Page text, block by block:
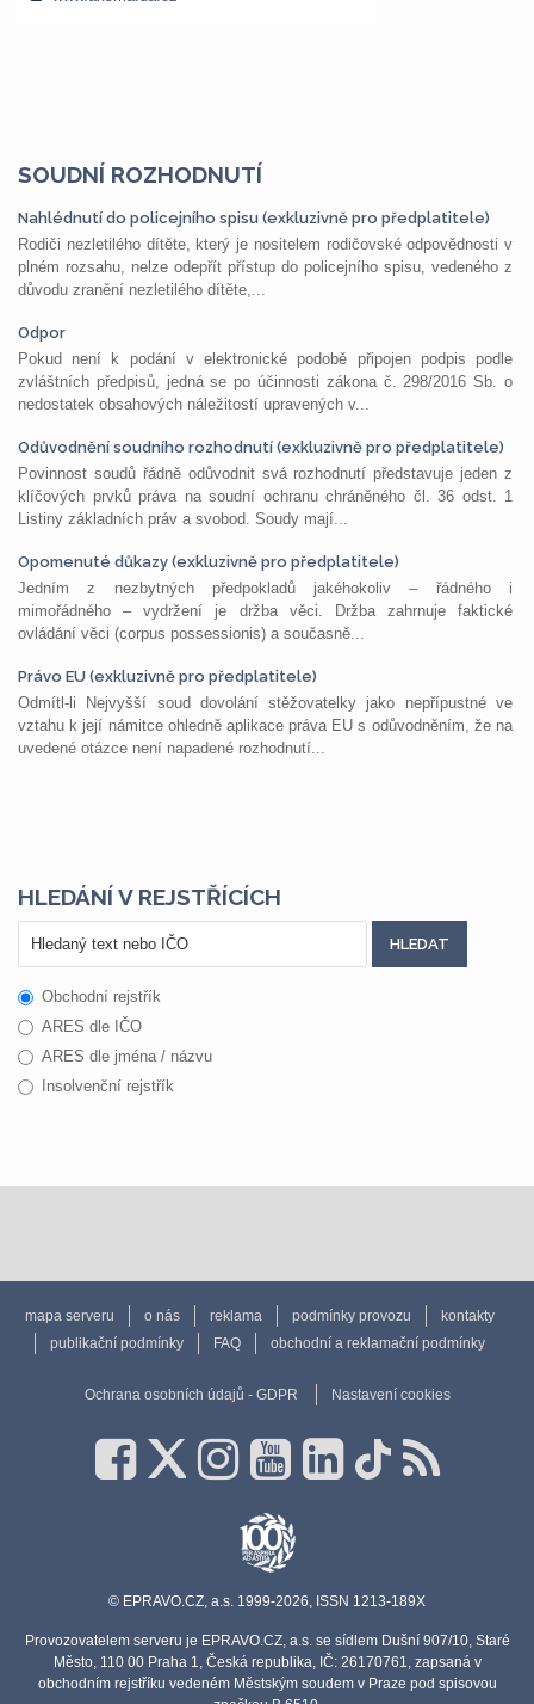
SOUDNÍ ROZHODNUTÍ
Nahlédnutí do policejního spisu (exkluzivně pro předplatitele)
Rodiči nezletilého dítěte, který je nositelem rodičovské odpovědnosti v
plném rozsahu, nelze odepřít přístup do policejního spisu, vedeného z
důvodu zranění nezletilého dítěte,...
Odpor
Pokud není k podání v elektronické podobě připojen podpis podle
zvláštních předpisů, jedná se po účinnosti zákona č. 298/2016 Sb. o
nedostatek obsahových náležitostí upravených v...
Odůvodnění soudního rozhodnutí (exkluzivně pro předplatitele)
Povinnost soudů řádně odůvodnit svá rozhodnutí představuje jeden z
klíčových prvků práva na soudní ochranu chráněného čl. 36 odst. 1
Listiny základních práv a svobod. Soudy mají...
Opomenuté důkazy (exkluzivně pro předplatitele)
Jedním z nezbytných předpokladů jakéhokoliv – řádného i
mimořádného – vydržení je držba věci. Držba zahrnuje faktické
ovládání věci (corpus possessionis) a současně...
Právo EU (exkluzivně pro předplatitele)
Odmítl-li Nejvyšší soud dovolání stěžovatelky jako nepřípustné ve
vztahu k její námitce ohledně aplikace práva EU s odůvodněním, že na
uvedené otázce není napadené rozhodnutí...
HLEDÁNÍ V REJSTŘÍCÍCH
Obchodní rejstřík
ARES dle IČO
ARES dle jména / názvu
Insolvenční rejstřík
mapa serveru o nás reklama podmínky provozu
kontakty
publikační podmínky
FAQ obchodní a reklamační podmínky
Ochrana osobních údajů - GDPR Nastavení cookies
© EPRAVO.CZ, a.s. 1999-2026, ISSN 1213-189X
Provozovatelem serveru je EPRAVO.CZ, a.s. se sídlem Dušní 907/10, Staré
Město, 110 00 Praha 1, Česká republika, IČ: 26170761, zapsaná v
obchodním rejstříku vedeném Městským soudem v Praze pod spisovou